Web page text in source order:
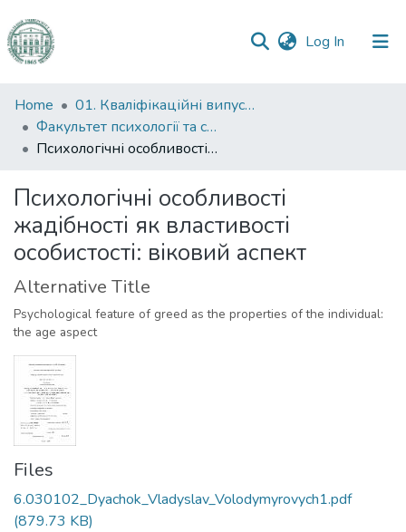
Log In (current)
Communities
&
Collections
Statistics
Home
01. Кваліфікаційні випускні роботи здобувачів вищої освіти
Факультет психології та соціальної роботи
Психологічні особливості жадібності як властивості особистості: віковий аспект
Психологічні особливості
жадібності як властивості
особистості: віковий аспект
Alternative Title
Psychological feature of greed as the properties of the individual:
the age aspect
Files
6.030102_Dyachok_Vladyslav_Volodymyrovych1.pdf
(879.73 KB)